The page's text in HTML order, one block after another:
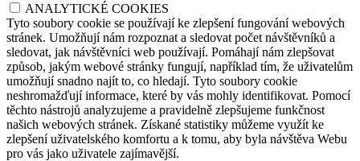
ANALYTICKÉ COOKIES
Tyto soubory cookie se používají ke zlepšení fungování webových
stránek. Umožňují nám rozpoznat a sledovat počet návštěvníků a
sledovat, jak návštěvníci web používají. Pomáhají nám zlepšovat
způsob, jakým webové stránky fungují, například tím, že uživatelům
umožňují snadno najít to, co hledají. Tyto soubory cookie
neshromažďují informace, které by vás mohly identifikovat. Pomocí
těchto nástrojů analyzujeme a pravidelně zlepšujeme funkčnost
našich webových stránek. Získané statistiky můžeme využít ke
zlepšení uživatelského komfortu a k tomu, aby byla návštěva Webu
pro vás jako uživatele zajímavější.